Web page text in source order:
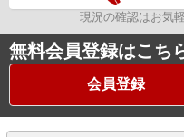
現況の確認はお気
無料会員登録はこち
会員登録